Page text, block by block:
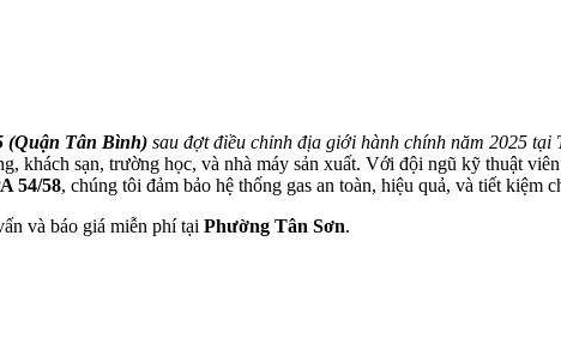
(Quận Tân Bình) sau đợt điều chỉnh địa giới hành chính năm 2025 tại
khách sạn, trường học, và nhà máy sản xuất. Với đội ngũ kỹ thuật
54/58, chúng tôi đảm bảo hệ thống gas an toàn, hiệu quả, và tiết kiệm
và báo giá miễn phí tại Phường Tân Sơn.